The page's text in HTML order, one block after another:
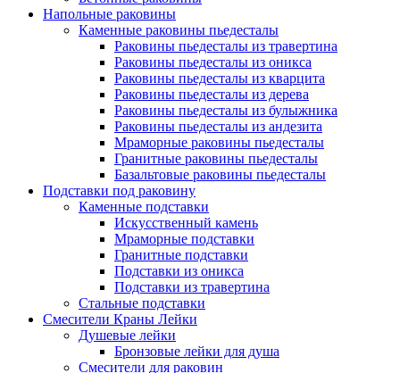
Напольные раковины
Каменные раковины пьедесталы
Раковины пьедесталы из травертина
Раковины пьедесталы из оникса
Раковины пьедесталы из кварцита
Раковины пьедесталы из дерева
Раковины пьедесталы из булыжника
Раковины пьедесталы из андезита
Мраморные раковины пьедесталы
Гранитные раковины пьедесталы
Базальтовые раковины пьедесталы
Подставки под раковину
Каменные подставки
Искусственный камень
Мраморные подставки
Гранитные подставки
Подставки из оникса
Подставки из травертина
Стальные подставки
Смесители Краны Лейки
Душевые лейки
Бронзовые лейки для душа
Смесители для раковин